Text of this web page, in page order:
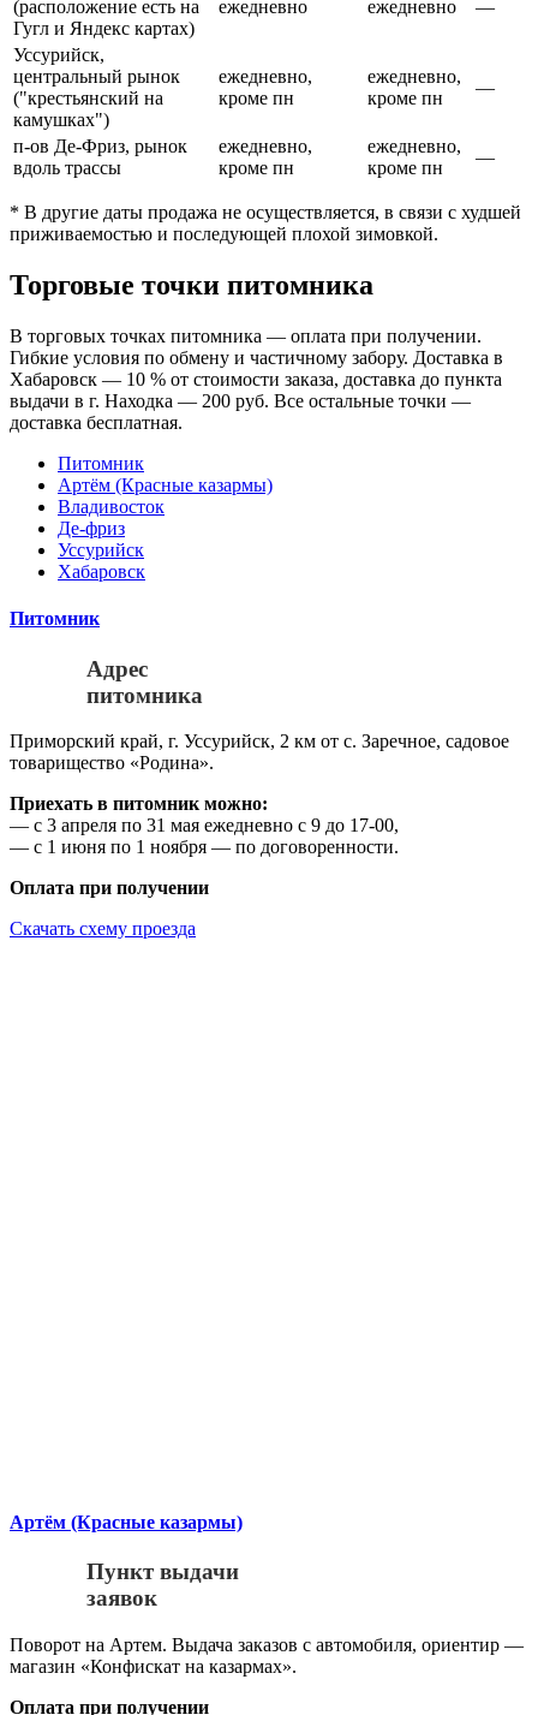
(расположение есть на
Гугл и Яндекс картах)
ежедневно ежедневно —
Уссурийск,
центральный рынок
("крестьянский на
камушках")
ежедневно,
кроме пн
ежедневно,
кроме пн
—
п-ов Де-Фриз, рынок
вдоль трассы
ежедневно,
кроме пн
ежедневно,
кроме пн
—
* В другие даты продажа не осуществляется, в связи с худшей
приживаемостью и последующей плохой зимовкой.
Торговые точки питомника
В торговых точках питомника — оплата при получении.
Гибкие условия по обмену и частичному забору. Доставка в
Хабаровск — 10 % от стоимости заказа, доставка до пункта
выдачи в г. Находка — 200 руб. Все остальные точки —
доставка бесплатная.
Питомник
Артём (Красные казармы)
Владивосток
Де-фриз
Уссурийск
Хабаровск
Питомник
Адрес
питомника
Приморский край, г. Уссурийск, 2 км от с. Заречное, садовое
товарищество «Родина».
Приехать в питомник можно:
— с 3 апреля по 31 мая ежедневно с 9 до 17-00,
— с 1 июня по 1 ноября — по договоренности.
Оплата при получении
Скачать схему проезда
Артём (Красные казармы)
Пункт выдачи
заявок
Поворот на Артем. Выдача заказов с автомобиля, ориентир —
магазин «Конфискат на казармах».
Оплата при получении